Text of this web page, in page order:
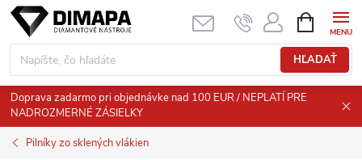
Prejsť
obsah
HĽADAŤ
KOŠÍK
Doprava zadarmo pri objednávke nad 100 EUR / NEPLATÍ PRE
NADROZMERNÉ ZÁSIELKY
Pilníky zo sklených vlákien